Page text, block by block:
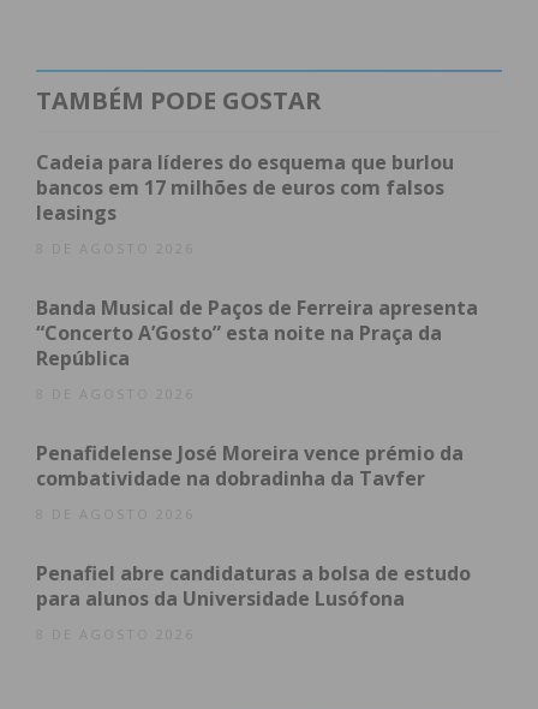
Pedro Russiano assume assim, aos comandos do
emblema rubro-negro, aquela que é a sua primeira
experiência nos campeonatos profissionais.
Imediato
Assine nossa newsletter por e-mail e
obtenha de forma regular a informação
Eu li e concordo com ostermos e
TAMBÉM PODE GOSTAR
Cadeia para líderes do esquema que burlou
bancos em 17 milhões de euros com falsos
leasings
8 DE AGOSTO 2026
Banda Musical de Paços de Ferreira apresenta
“Concerto A’Gosto” esta noite na Praça da
República
8 DE AGOSTO 2026
Penafidelense José Moreira vence prémio da
combatividade na dobradinha da Tavfer
8 DE AGOSTO 2026
Penafiel abre candidaturas a bolsa de estudo
para alunos da Universidade Lusófona
8 DE AGOSTO 2026